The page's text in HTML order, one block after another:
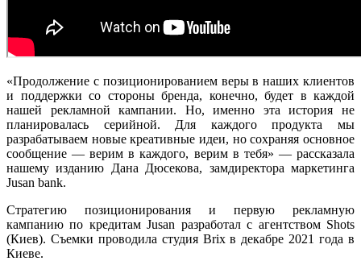
«Продолжение с позиционированием веры в наших клиентов
и поддержки со стороны бренда, конечно, будет в каждой
нашей рекламной кампании. Но, именно эта история не
планировалась серийной. Для каждого продукта мы
разрабатываем новые креативные идеи, но сохраняя основное
сообщение — верим в каждого, верим в тебя» — рассказала
нашему изданию Дана Дюсекова, замдиректора маркетинга
Jusan bank.
Стратегию позиционирования и первую рекламную
кампанию по кредитам Jusan разработал с агентством Shots
(Киев). Съемки проводила студия Brix в декабре 2021 года в
Киеве.